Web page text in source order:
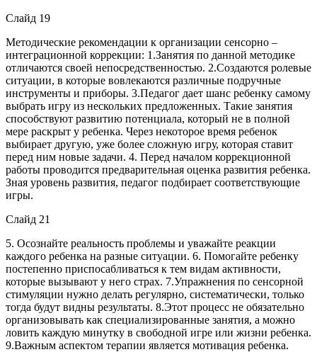
Слайд 19
Методические рекомендации к организации сенсорно –
интеграционной коррекции: 1.Занятия по данной методике
отличаются своей непосредственностью. 2.Создаются ролевые
ситуации, в которые вовлекаются различные подручные
инструменты и приборы. 3.Педагог дает шанс ребенку самому
выбрать игру из нескольких предложенных. Такие занятия
способствуют развитию потенциала, который не в полной
мере раскрыт у ребенка. Через некоторое время ребенок
выбирает другую, уже более сложную игру, которая ставит
перед ним новые задачи. 4. Перед началом коррекционной
работы проводится предварительная оценка развития ребенка.
Зная уровень развития, педагог подбирает соответствующие
игры.
Слайд 21
5. Осознайте реальность проблемы и уважайте реакции
каждого ребенка на разные ситуации. 6. Помогайте ребенку
постепенно приспосабливаться к тем видам активности,
которые вызывают у него страх. 7.Упражнения по сенсорной
стимуляции нужно делать регулярно, систематически, только
тогда будут видны результаты. 8.Этот процесс не обязательно
организовывать как специализированные занятия, а можно
ловить каждую минутку в свободной игре или жизни ребенка.
9.Важным аспектом терапии является мотивация ребенка.